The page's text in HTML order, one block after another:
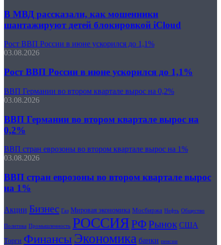
В МВД рассказали, как мошенники
шантажируют детей блокировкой iCloud
Рост ВВП России в июне ускорился до 1,1%
03.08.2026
Рост ВВП России в июне ускорился до 1,1%
ВВП Германии во втором квартале вырос на 0,2%
03.08.2026
ВВП Германии во втором квартале вырос на
0,2%
ВВП стран еврозоны во втором квартале вырос на 1%
03.08.2026
ВВП стран еврозоны во втором квартале вырос
на 1%
Акции Бизнес Газ Мировая экономика Мосбиржа Нефть Общество
Политика Промышленность РОССИЯРФРынок США
Торги Финансы Экономика банки пенсии